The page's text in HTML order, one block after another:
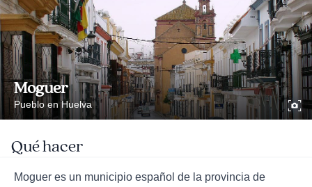
Moguer
Pueblo en Huelva
Qué hacer
Moguer es un municipio español de la provincia de